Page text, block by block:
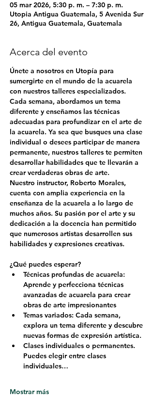
05 mar 2026, 5:30 p. m. – 7:30 p. m.
Utopia Antigua Guatemala, 5 Avenida Sur
26, Antigua Guatemala, Guatemala
Acerca del evento
Únete a nosotros en Utopía para
sumergirte en el mundo de la acuarela
con nuestros talleres especializados.
Cada semana, abordamos un tema
diferente y enseñamos las técnicas
adecuadas para profundizar en el arte de
la acuarela. Ya sea que busques una clase
individual o desees participar de manera
permanente, nuestros talleres te permiten
desarrollar habilidades que te llevarán a
crear verdaderas obras de arte.
Nuestro instructor, Roberto Morales,
cuenta con amplia experiencia en la
enseñanza de la acuarela a lo largo de
muchos años. Su pasión por el arte y su
dedicación a la docencia han permitido
que numerosos artistas desarrollen sus
habilidades y expresiones creativas.
¿Qué puedes esperar?
Técnicas profundas de acuarela:
Aprende y perfecciona técnicas
avanzadas de acuarela para crear
obras de arte impresionantes
Temas variados: Cada semana,
explora un tema diferente y descubre
nuevas formas de expresión artística.
Clases individuales o permanentes.
Puedes elegir entre clases
individuales…
Mostrar más